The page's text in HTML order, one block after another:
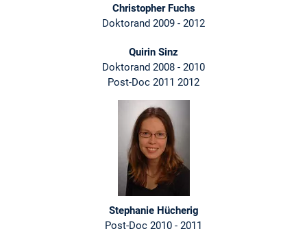
Christopher Fuchs
Doktorand 2009 - 2012
Quirin Sinz
Doktorand 2008 - 2010
Post-Doc 2011 2012
Stephanie Hücherig
Post-Doc 2010 - 2011